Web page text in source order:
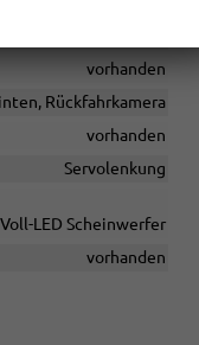
(ACC),
vorhanden
Rückfahrkamera
vorhanden
Servolenkung
LED Scheinwerfer
vorhanden